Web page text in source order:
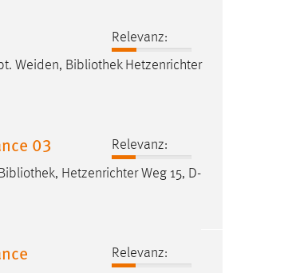
Relevanz:
Weiden, BibliothekHetzenrichter
03
Relevanz:
Bibliothek, Hetzenrichter Weg 15, D-
Relevanz: